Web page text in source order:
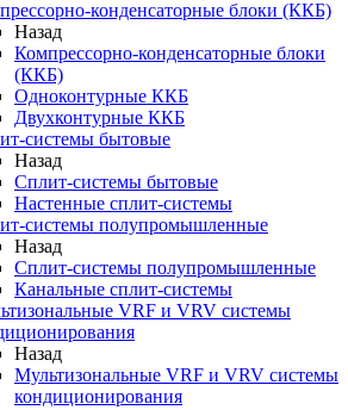
конденсаторные блоки (ККБ)
Назад
Компрессорно-конденсаторные блоки
(ККБ)
Одноконтурные ККБ
Двухконтурные ККБ
системы бытовые
Назад
Сплит-системы бытовые
Настенные сплит-системы
системы полупромышленные
Назад
Сплит-системы полупромышленные
Канальные сплит-системы
VRF и VRV системы
Назад
Мультизональные VRF и VRV системы
кондиционирования